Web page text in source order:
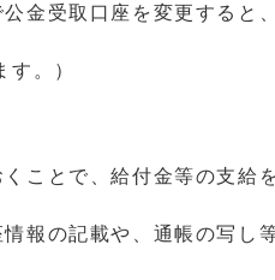
金受取口座を変更すると
。）
ことで、給付金等の支給
報の記載や、通帳の写し